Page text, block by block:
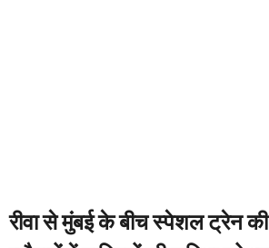
रीवा से मुंबई के बीच स्पेशल ट्रेन